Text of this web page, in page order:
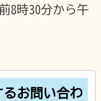
8時30分から午
お問い合わ